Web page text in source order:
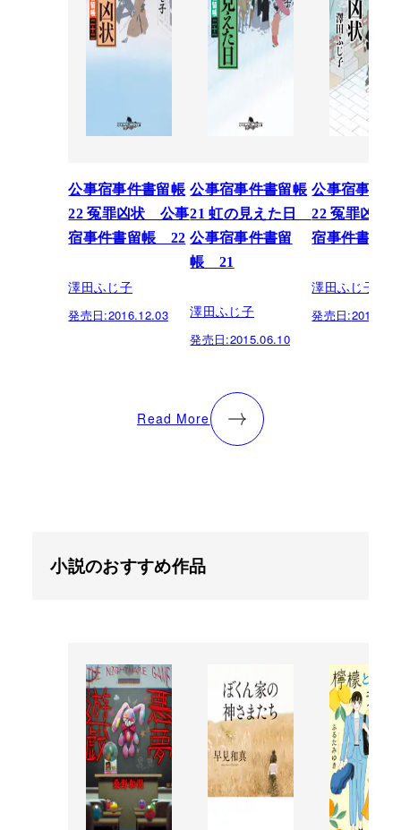
公事宿事件書留帳
22 冤罪凶状 公事
宿事件書留帳 22
澤田ふじ子
発売日:2016.12.03
公事宿事件書留帳
21 虹の見えた日
公事宿事件書留
帳 21
澤田ふじ子
発売日:2015.06.10
公事宿事件
22 冤罪凶状
宿事件書留帳
澤田ふじ子
発売日:
Read More
小説のおすすめ作品